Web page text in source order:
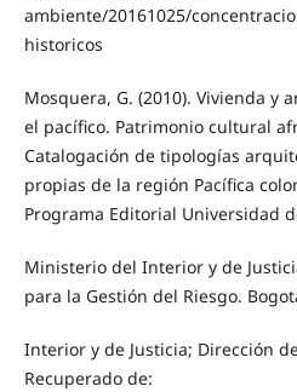
ambiente/20161025/
historicos
Mosquera, G. (2010). Vivienda y
el pacífico. Patrimonio cultural
Catalogación de tipologías
propias de la región Pacífica
Programa Editorial Universidad
Ministerio del Interior y de
para la Gestión del Riesgo.
Interior y de Justicia; Dirección
Recuperado de: